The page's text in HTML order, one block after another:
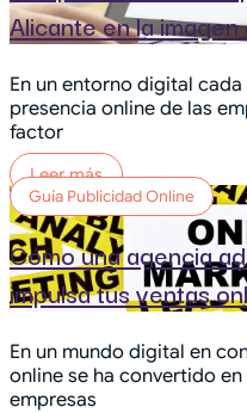
Alicante en la
En un entorno digital
presencia online de las
factor
Leer más
Guía Publicidad Online
Cómo una agencia
impulsa tus ventas
En un mundo digital en
online se ha convertido
empresas